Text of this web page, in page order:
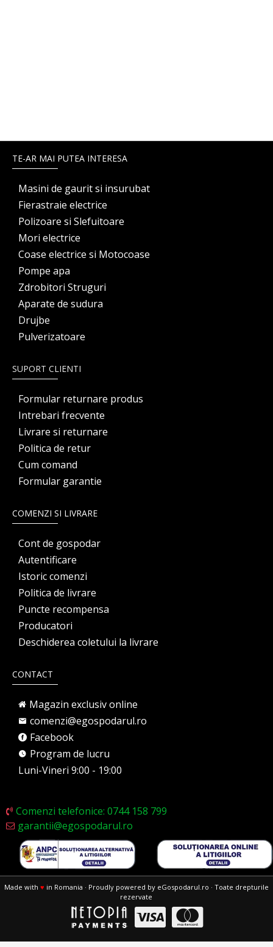
TE-AR MAI PUTEA INTERESA
Masini de gaurit si insurubat
Fierastraie electrice
Polizoare si Slefuitoare
Mori electrice
Coase electrice si Motocoase
Pompe apa
Zdrobitori Struguri
Aparate de sudura
Drujbe
Pulverizatoare
SUPORT CLIENTI
Formular returnare produs
Intrebari frecvente
Livrare si returnare
Politica de retur
Cum comand
Formular garantie
COMENZI SI LIVRARE
Cont de gospodar
Autentificare
Istoric comenzi
Politica de livrare
Puncte recompensa
Producatori
Deschiderea coletului la livrare
CONTACT
Magazin exclusiv online
comenzi@egospodarul.ro
Facebook
Program de lucru
Luni-Vineri 9:00 - 19:00
Comenzi telefonice: 0744 158 799
garantii@egospodarul.ro
Made with ♥ in Romania · Proudly powered by eGospodarul.ro · Toate drepturile
rezervate